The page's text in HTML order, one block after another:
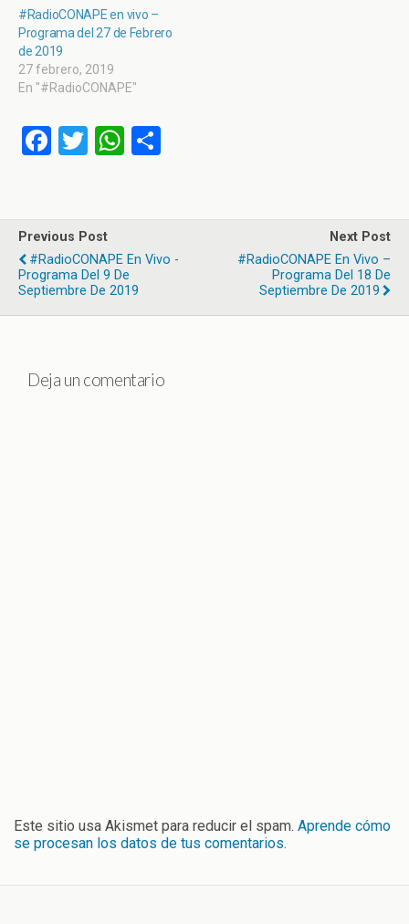
#RadioCONAPE en vivo –
Programa del 27 de Febrero
de 2019
27 febrero, 2019
En "#RadioCONAPE"
F
b
o
o
k
T
er
W
s
A
p
p
p
ar
Previous Post
#RadioCONAPE En Vivo -
Programa Del 9 De
Septiembre De 2019
Next Post
#RadioCONAPE En Vivo –
Programa Del 18 De
Septiembre De 2019
Deja un comentario
Este sitio usa Akismet para reducir el spam. Aprende cómo
se procesan los datos de tus comentarios.